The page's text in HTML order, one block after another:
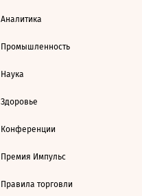
Аналитика
Промышленность
Наука
Здоровье
Конференции
Премия Импульс
Правила торговли